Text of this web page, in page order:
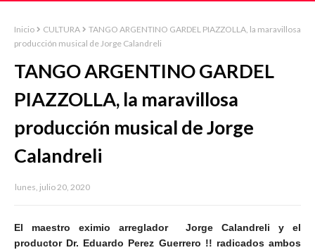
Inicio CULTURA
TANGO ARGENTINO GARDEL PIAZZOLLA, la maravillosa
producción musical de Jorge Calandreli
TANGO ARGENTINO GARDEL
PIAZZOLLA, la maravillosa
producción musical de Jorge
Calandreli
lunes, julio 20, 2020
El maestro eximio arreglador Jorge Calandreli y el
productor Dr. Eduardo Perez Guerrero !! radicados ambos